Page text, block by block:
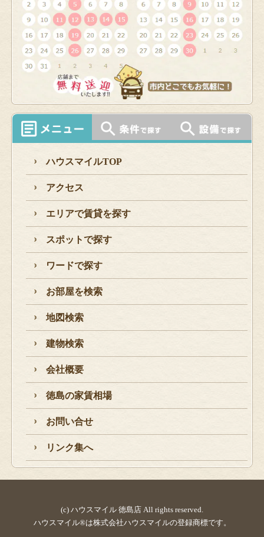
ハウスマイルTOP
アクセス
エリアで賃貸を探す
スポットで探す
ワードで探す
お部屋を検索
地図検索
建物検索
会社概要
徳島の家賃相場
お問い合せ
リンク集へ
(c) ハウスマイル 徳島店 All rights reserved.
ハウスマイル®は株式会社ハウスマイルの登録商標です。